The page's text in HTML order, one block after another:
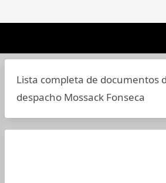
Lista completa de documentos
despacho Mossack Fonseca